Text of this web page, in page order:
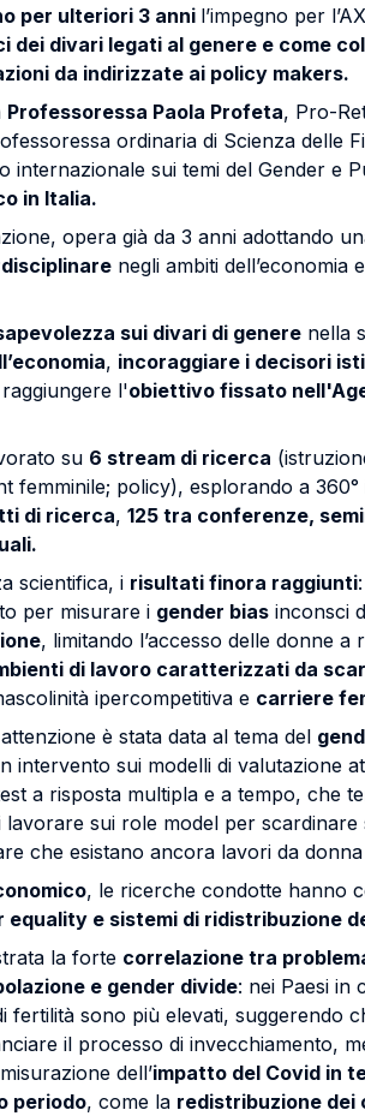
per ulteriori 3 anni l’impegno per
dei divari legati al genere e come
da indirizzate ai policy makers.
Professoressa Paola Profeta, Pro-
ordinaria di Scienza delle
internazionale sui temi del Gender e
in Italia.
opera già da 3 anni adottando
negli ambiti dell’economia
sui divari di generenella
, incoraggiare i decisori
l'obiettivo fissato
su 6 stream di ricerca
femminile; policy), esplorando a 360°
di ricerca, 125 tra conferenze,
scientifica, i risultati finora raggiunti
per misurare i gender biasinconsci
, limitando l’accesso delle donne
di lavoro caratterizzati da
ipercompetitiva e carriere
è stata data al tema del
intervento sui modelli di valutazione
a risposta multipla e a tempo, che
lavorare sui role model per
che esistano ancora lavori da
, le ricerche condotte hanno
e sistemi di ridistribuzione
la forte correlazione tra
e gender divide: nei Paesi in
fertilità sono più elevati, suggerendo
il processo di invecchiamento,
dell’impatto del Covid in
periodo, come la redistribuzione dei